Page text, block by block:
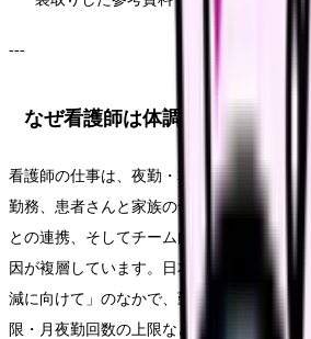
---
なぜ看護師は体調・メンタルを
看護師の仕事は、夜勤・準夜勤・深夜勤を
勤務、患者さんと家族の命を預かる責任、
との連携、そしてチーム内の人間関係まで
因が複層しています。日本看護協会は「夜
減に向けて」のなかで、勤務間インターバ
限・月夜勤回数の上限など、看護職の働き